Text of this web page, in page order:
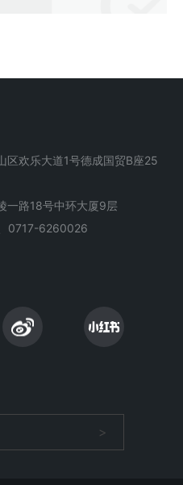
区欢乐大道1号德成国贸B座25
一路18号中环大厦9层
0717-6260026
>